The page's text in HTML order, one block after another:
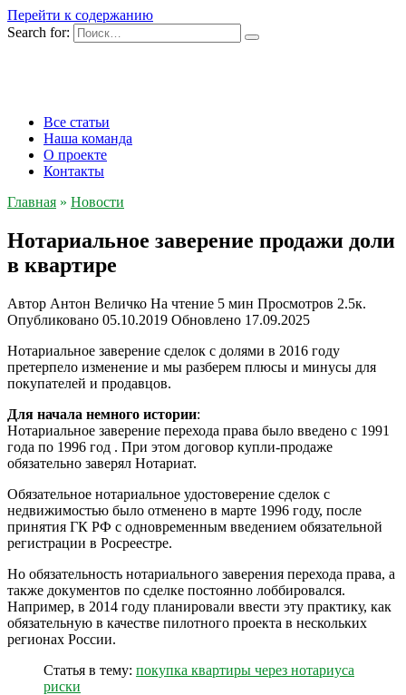
Перейти к содержанию
Search for:
Все статьи
Наша команда
О проекте
Контакты
Главная » Новости
Нотариальное заверение продажи доли
в квартире
Автор Антон Величко На чтение 5 мин Просмотров 2.5к.
Опубликовано 05.10.2019 Обновлено 17.09.2025
Нотариальное заверение сделок с долями в 2016 году
претерпело изменение и мы разберем плюсы и минусы для
покупателей и продавцов.
Для начала немного истории:
Нотариальное заверение перехода права было введено с 1991
года по 1996 год . При этом договор купли-продаже
обязательно заверял Нотариат.
Обязательное нотариальное удостоверение сделок с
недвижимостью было отменено в марте 1996 году, после
принятия ГК РФ с одновременным введением обязательной
регистрации в Росреестре.
Но обязательность нотариального заверения перехода права, а
также документов по сделке постоянно лоббировался.
Например, в 2014 году планировали ввести эту практику, как
обязательную в качестве пилотного проекта в нескольких
регионах России.
Статья в тему: покупка квартиры через нотариуса
риски